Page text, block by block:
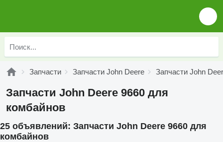
Запчасти Запчасти John Deere Запчасти John
Запчасти John Deere 9660 для
комбайнов
25 объявлений: Запчасти John Deere 9660 для
комбайнов